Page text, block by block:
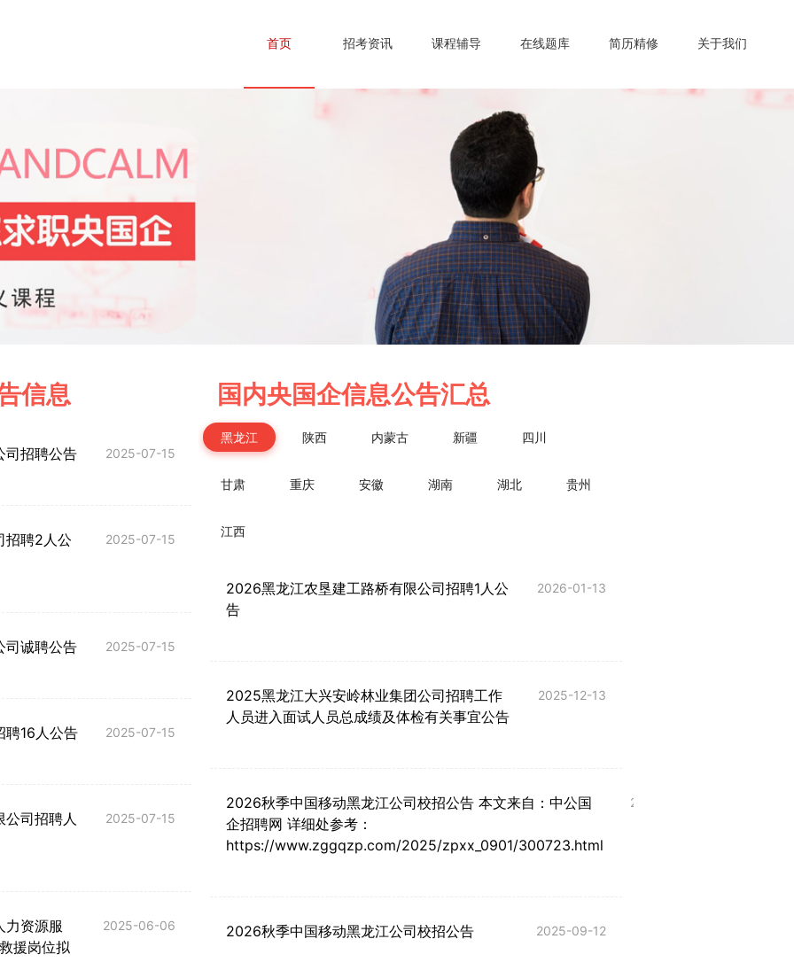
首页 招考资讯 课程辅导 在线题库 简历精修 关于我们
信息
司招聘公告 2025-07-15
招聘2人公 2025-07-15
司诚聘公告 2025-07-15
16人公告 2025-07-15
司招聘人 2025-07-15
资源服
援岗位拟
2025-06-06
国内央国企信息公告汇总
黑龙江 陕西 内蒙古 新疆 四川
甘肃 重庆 安徽 湖南 湖北 贵州
江西
2026黑龙江农垦建工路桥有限公司招聘1人公
告
2026-01-13
2025黑龙江大兴安岭林业集团公司招聘工作
人员进入面试人员总成绩及体检有关事宜公告
2025-12-13
2026秋季中国移动黑龙江公司校招公告 本文来自：中公国
企招聘网 详细处参考：
https://www.zggqzp.com/2025/zpxx_0901/300723.html
2025-09-12
2026秋季中国移动黑龙江公司校招公告 2025-09-12